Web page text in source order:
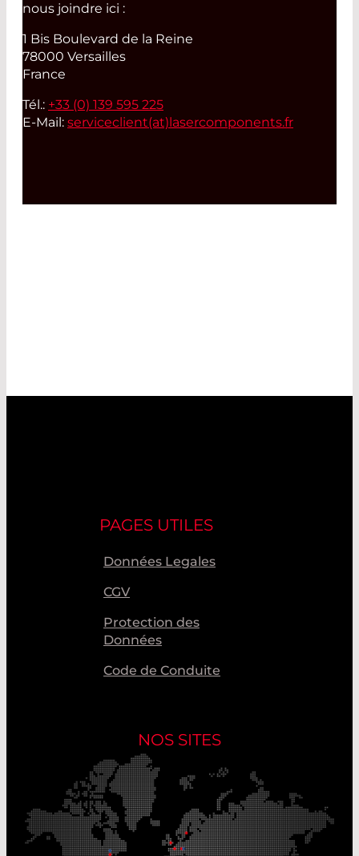
nous joindre ici :
1 Bis Boulevard de la Reine
78000 Versailles
France
Tél.: +33 (0) 139 595 225
E-Mail: serviceclient(at) lasercomponents.fr
PAGES UTILES
Données Legales
CGV
Protection des
Données
Code de Conduite
NOS SITES